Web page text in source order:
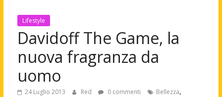
Lifestyle
Davidoff The Game, la
nuova fragranza da
uomo
24 Luglio 2013 Red 0 commenti Bellezza,